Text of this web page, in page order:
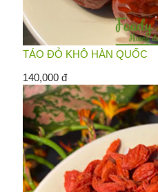
TÁO ĐỎ KHÔ HÀN QUỐC
140,000 đ